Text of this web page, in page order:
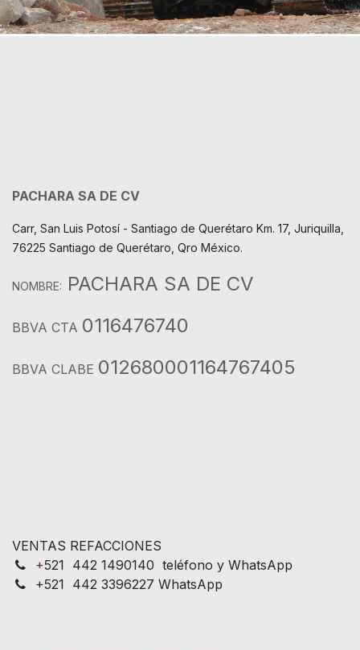
PACHARA SA DE CV
Carr, San Luis Potosí - Santiago de Querétaro Km. 17, Juriquilla,
76225 Santiago de Querétaro, Qro México.
NOMBRE: PACHARA SA DE CV
BBVA CTA 0116476740
BBVA CLABE 012680001164767405
VENTAS REFACCIONES
+521 442 1490140 teléfono y WhatsApp
+521 442 3396227 WhatsApp